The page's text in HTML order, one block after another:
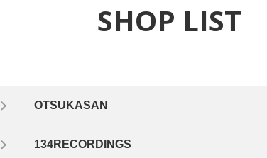
SHOP LIST
OTSUKASAN
134RECORDINGS